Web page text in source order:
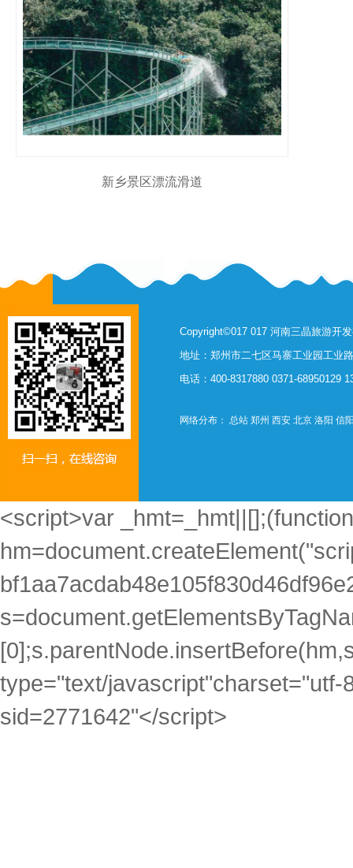
新乡景区漂流滑道
Copyright©017 017 河南三晶旅游开
地址：郑州市二七区马寨工业园工业
电话：400-8317880 0371-68950129
网络分布： 总站 郑州 西安 北京 洛阳 信
<script>var
type="text/
sid=2771642"</script>